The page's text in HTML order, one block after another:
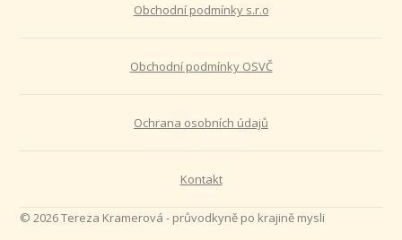
Obchodní podmínky s.r.o
Obchodní podmínky OSVČ
Ochrana osobních údajů
Kontakt
© 2026 Tereza Kramerová - průvodkyně po krajině mysli